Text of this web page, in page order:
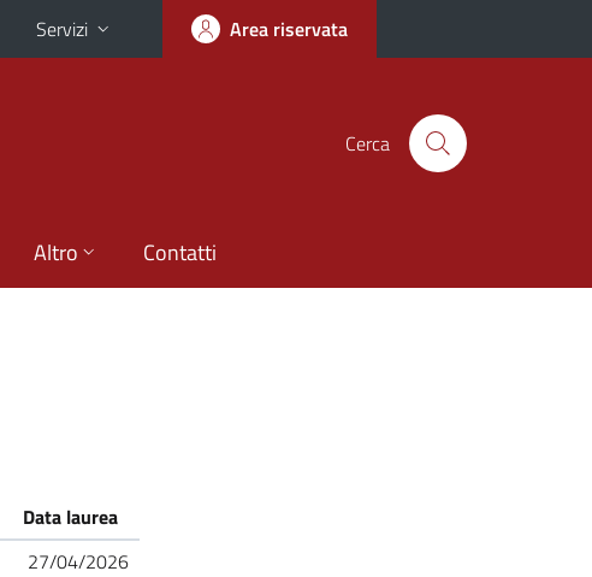
Servizi Area riservata
Cerca
Altro Contatti
Data laurea
27/04/2026